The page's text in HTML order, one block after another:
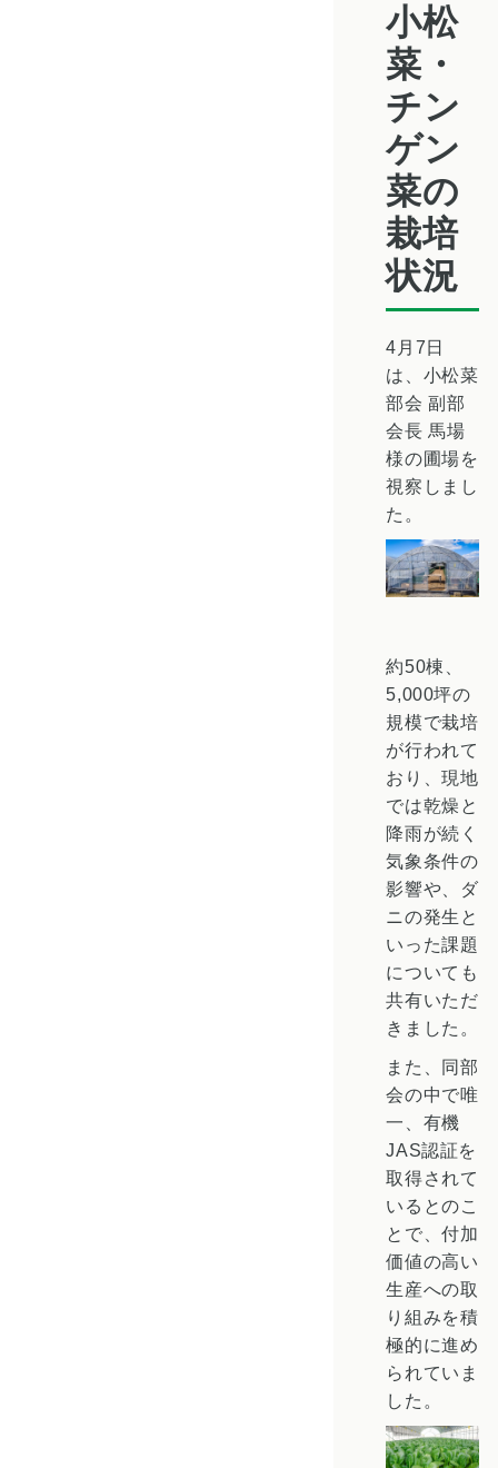
小松
菜・
チン
ゲン
菜の
栽培
状況
4月7日
は、小松菜
部会 副部
会長 馬場
様の圃場を
視察しまし
た。
約50棟、
5,000坪の
規模で栽培
が行われて
おり、現地
では乾燥と
降雨が続く
気象条件の
影響や、ダ
ニの発生と
いった課題
についても
共有いただ
きました。
また、同部
会の中で唯
一、有機
JAS認証を
取得されて
いるとのこ
とで、付加
価値の高い
生産への取
り組みを積
極的に進め
られていま
した。